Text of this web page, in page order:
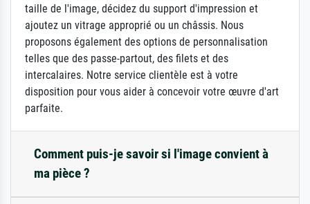
taille de l'image, décidez du support d'impression et
ajoutez un vitrage approprié ou un châssis. Nous
proposons également des options de personnalisation
telles que des passe-partout, des filets et des
intercalaires. Notre service clientèle est à votre
disposition pour vous aider à concevoir votre œuvre d'art
parfaite.
Comment puis-je savoir si l'image convient à
ma pièce ?